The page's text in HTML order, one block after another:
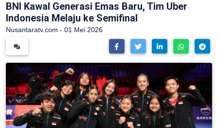
BNI Kawal Generasi Emas Baru, Tim Uber
Indonesia Melaju ke Semifinal
Nusantaratv.com - 01 Mei 2026